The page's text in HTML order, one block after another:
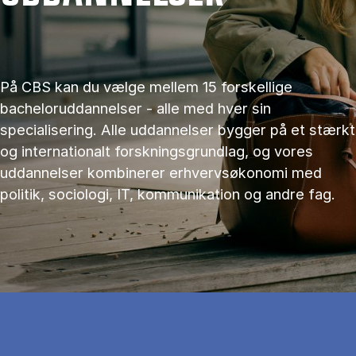
På CBS kan du vælge mellem 15 forskellige
bacheloruddannelser - alle med hver sin
specialisering. Alle uddannelser bygger på et stærkt
og internationalt forskningsgrundlag, og vores
uddannelser kombinerer erhvervsøkonomi med
politik, sociologi, IT, kommunikation og andre fag.